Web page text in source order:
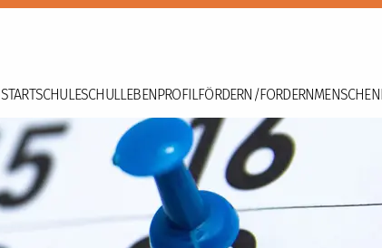
STARTSCHULESCHULLEBENPROFILFÖRDERN/FORDERNMENSCHEN